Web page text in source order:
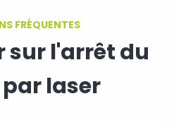
FRÉQUENTES
sur l'arrêt du
laser